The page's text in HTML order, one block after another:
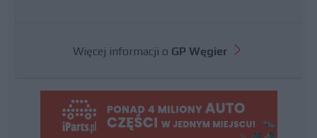
Więcej informacji o GP Węgier